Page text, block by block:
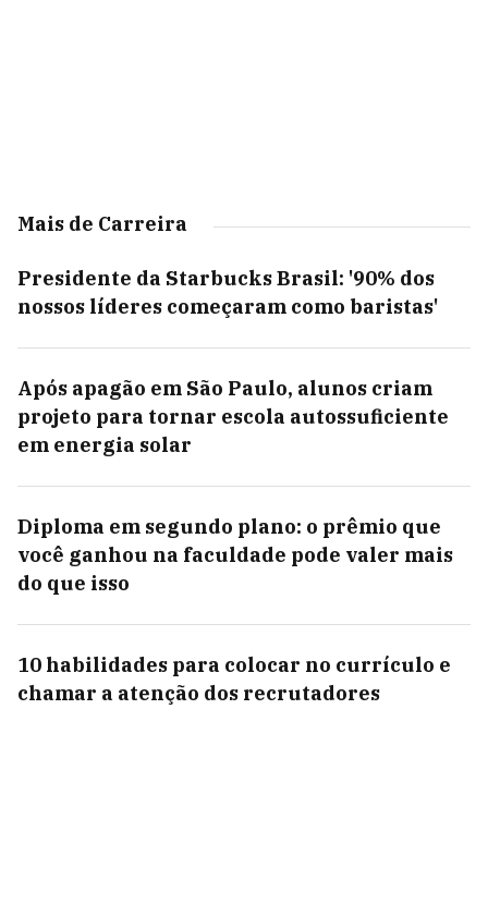
Mais de Carreira
Presidente da Starbucks Brasil: '90% dos
nossos líderes começaram como baristas'
Após apagão em São Paulo, alunos criam
projeto para tornar escola autossuficiente
em energia solar
Diploma em segundo plano: o prêmio que
você ganhou na faculdade pode valer mais
do que isso
10 habilidades para colocar no currículo e
chamar a atenção dos recrutadores